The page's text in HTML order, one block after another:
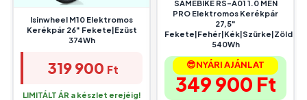
Isinwheel M10 Elektromos
Kerékpár 26″ Fekete|Ezüst
374Wh
319 900 Ft
LIMITÁLT ÁR a készlet erejéig!
SAMEBIKE RS-A01 1.0 MEN
PRO Elektromos Kerékpár
27,5″
Fekete|Fehér|Kék|Szürke|Zöld|
540Wh
😎NYÁRI AJÁNLAT
349 900 Ft